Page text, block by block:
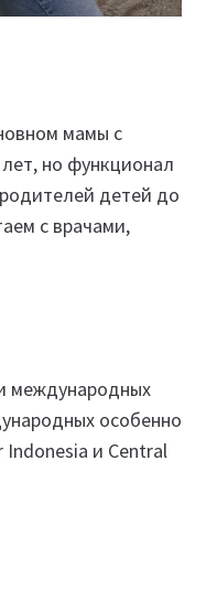
мамы с
но функционал
детей до
с врачами,
международных
особенно
и Central